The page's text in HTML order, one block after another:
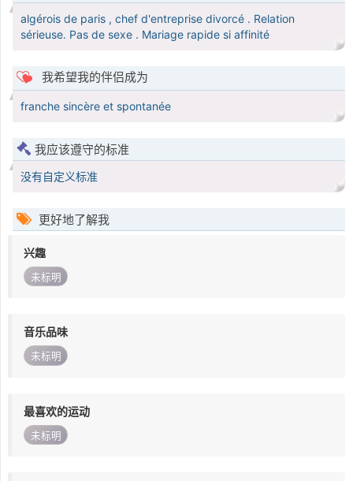
algérois de paris , chef d'entreprise divorcé . Relation
sérieuse. Pas de sexe . Mariage rapide si affinité
我希望我的伴侣成为
franche sincère et spontanée
我应该遵守的标准
没有自定义标准
更好地了解我
兴趣
未标明
音乐品味
未标明
最喜欢的运动
未标明